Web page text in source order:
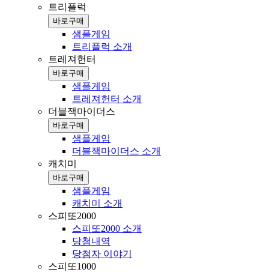
트리플럭
바로구매
샘플게임
트리플럭 소개
트레져헌터
바로구매
샘플게임
트레져헌터 소개
더블잭마이더스
바로구매
샘플게임
더블잭마이더스 소개
캐치미
바로구매
샘플게임
캐치미 소개
스피또2000
스피또2000 소개
당첨내역
당첨자 이야기
스피또1000